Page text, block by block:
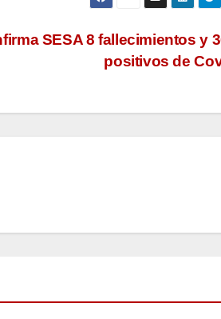
SESA 8 fallecimientos y
positivos de